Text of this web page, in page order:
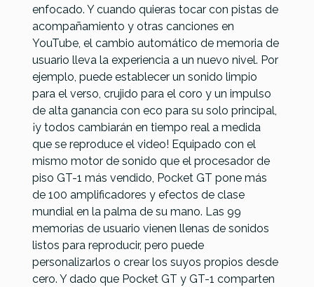
enfocado. Y cuando quieras tocar con pistas de
acompañamiento y otras canciones en
YouTube, el cambio automático de memoria de
usuario lleva la experiencia a un nuevo nivel. Por
ejemplo, puede establecer un sonido limpio
para el verso, crujido para el coro y un impulso
de alta ganancia con eco para su solo principal,
¡y todos cambiarán en tiempo real a medida
que se reproduce el video! Equipado con el
mismo motor de sonido que el procesador de
piso GT-1 más vendido, Pocket GT pone más
de 100 amplificadores y efectos de clase
mundial en la palma de su mano. Las 99
memorias de usuario vienen llenas de sonidos
listos para reproducir, pero puede
personalizarlos o crear los suyos propios desde
cero. Y dado que Pocket GT y GT-1 comparten